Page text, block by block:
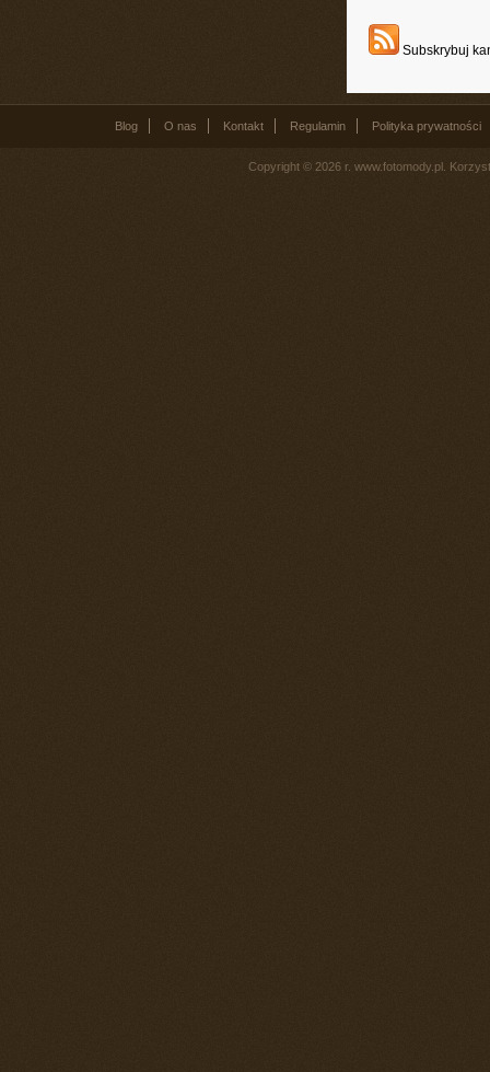
Subskrybuj
Blog O nas Kontakt Regulamin Polityka prywatności
Copyright © 2026 r. www.fotomody.pl.